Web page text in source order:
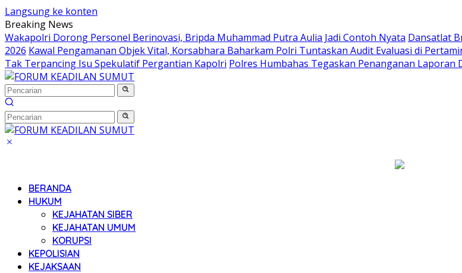
Langsung ke konten
Breaking News
Wakapolri Dorong Personel Berinovasi, Bripda Muhammad Putra Aulia Jadi Contoh Nyata Dansatlat
2026 Kawal Pengamanan Objek Vital, Korsabhara Baharkam Polri Tuntaskan Audit Evaluasi di
Tak Terpancing Isu Spekulatif Pergantian Kapolri Polres Humbahas Tegaskan Penanganan
BERANDA
HUKUM
KEJAHATAN SIBER
KEJAHATAN UMUM
KORUPSI
KEPOLISIAN
KEJAKSAAN